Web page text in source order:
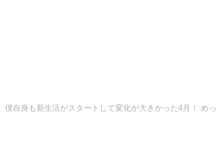
僕自身も新生活がスタートして変化が大きかった4月！ めっ